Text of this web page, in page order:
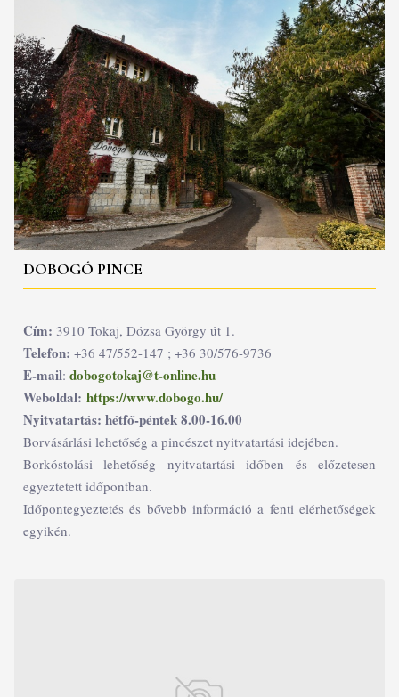
DOBOGÓ PINCE
Cím: 3910 Tokaj, Dózsa György út 1.
Telefon: +36 47/552-147 ; +36 30/576-9736
E-mail: dobogotokaj@t-online.hu
Weboldal: https://www.dobogo.hu/
Nyitvatartás: hétfő-péntek 8.00-16.00
Borvásárlási lehetőség a pincészet nyitvatartási idejében.
Borkóstolási lehetőség nyitvatartási időben és előzetesen
egyeztetett időpontban.
Időpontegyeztetés és bővebb információ a fenti elérhetőségek
egyikén.